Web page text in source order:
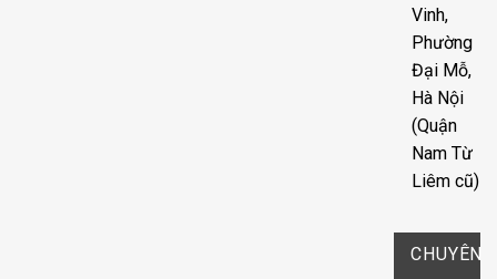
Vinh,
Phường
Đại Mỗ,
Hà Nội
(Quận
Nam Từ
Liêm cũ)
CHUYÊN